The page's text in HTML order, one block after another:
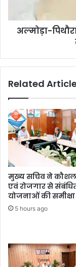
अल्मोड़ा-
Related
मुख्य सचिव ने
एवं रोजगार से
योजनाओं की
5 hours ago